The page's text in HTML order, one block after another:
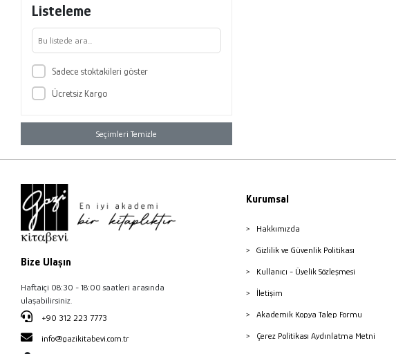
Listeleme
Sadece stoktakileri göster
Ücretsiz Kargo
Seçimleri Temizle
Bize Ulaşın
Haftaiçi 08:30 - 18:00 saatleri arasında
ulaşabilirsiniz.
+90 312 223 7773
info@gazikitabevi.com.tr
Kurumsal
Hakkımızda
Gizlilik ve Güvenlik Politikası
Kullanıcı - Üyelik Sözleşmesi
İletişim
Akademik Kopya Talep Formu
Çerez Politikası Aydınlatma Metni